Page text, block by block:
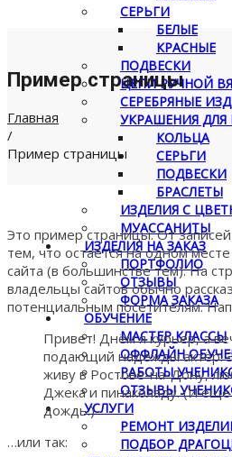
СЕРЬГИ
БЕЛЫЕ
КРАСНЫЕ
ПОДВЕСКИ
ЦЕПИ РУЧНОЙ
СЕРЕБРЯНЫЕ
УКРАШЕНИЯ
КОЛЬЦА
СЕРЬГИ
ПОДВЕСКИ
БРАСЛЕТЫ
ИЗДЕЛИЯ С
МУАССАНИТЫ
ИЗДЕЛИЯ НА ЗАКАЗ
ПОРТФОЛИО
ОТЗЫВЫ
ФОРМА ЗАКАЗА
ОБУЧЕНИЕ
МАСТЕР КЛАССЫ
ОФФЛАЙН
РАБОТЫ
ОТЗЫВЫ
УСЛУГИ
РЕМОНТ
ПОДБОР
Пример страницы
Главная
/
Пример страницы
Это пример страницы. От
тем, что остаётся на одном
сайта (в большинстве тем). На
владельцы сайтов обычно
потенциальным посетителям.
Привет! Днём я курьер, а
подающий надежды актёр.
живу в Ростове-на-Дону,
Джека и пинаколаду. (И ещё
дождь.)
…или так: